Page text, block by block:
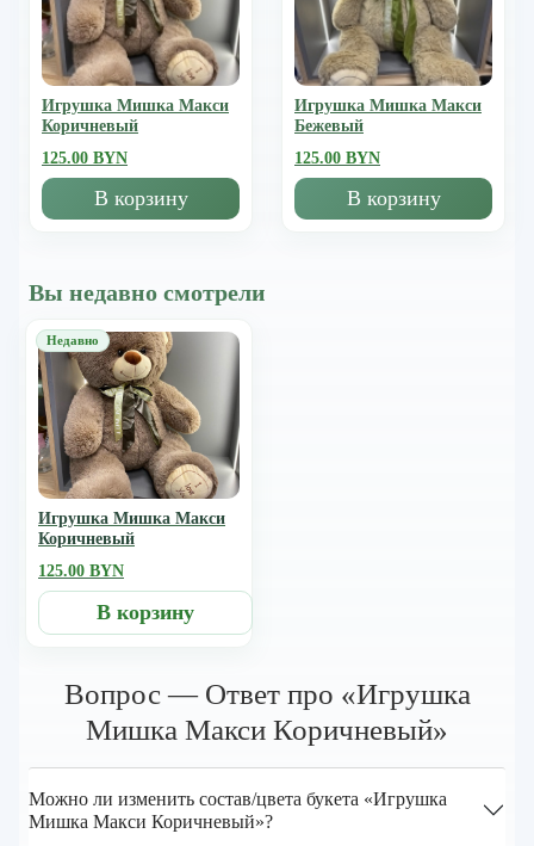
Игрушка Мишка Mакси
Коричневый
125.00 BYN
В корзину
Игрушка Мишка Mакси
Бежевый
125.00 BYN
В корзину
Вы недавно смотрели
Игрушка Мишка Mакси
Коричневый
125.00 BYN
В корзину
Вопрос — Ответ про «Игрушка
Мишка Mакси Коричневый»
Можно ли изменить состав/цвета букета «Игрушка
Мишка Mакси Коричневый»?